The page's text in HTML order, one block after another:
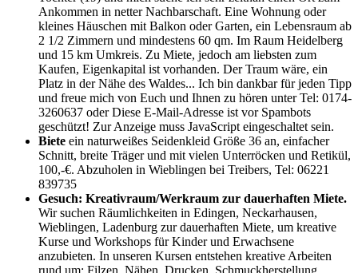
Ankommen in netter Nachbarschaft. Eine Wohnung oder
kleines Häuschen mit Balkon oder Garten, ein Lebensraum ab
2 1/2 Zimmern und mindestens 60 qm. Im Raum Heidelberg
und 15 km Umkreis. Zu Miete, jedoch am liebsten zum
Kaufen, Eigenkapital ist vorhanden. Der Traum wäre, ein
Platz in der Nähe des Waldes... Ich bin dankbar für jeden Tipp
und freue mich von Euch und Ihnen zu hören unter Tel: 0174-
3260637 oderDiese E-Mail-Adresse ist vor Spambots
geschützt! Zur Anzeige muss JavaScript eingeschaltet sein.
Biete ein naturweißes Seidenkleid Größe 36 an, einfacher
Schnitt, breite Träger und mit vielen Unterröcken und Retikül,
100,-€. Abzuholen in Wieblingen bei Treibers, Tel: 06221
839735
Gesuch: Kreativraum/Werkraum zur dauerhaften Miete.
Wir suchen Räumlichkeiten in Edingen, Neckarhausen,
Wieblingen, Ladenburg zur dauerhaften Miete, um kreative
Kurse und Workshops für Kinder und Erwachsene
anzubieten. In unseren Kursen entstehen kreative Arbeiten
rund um: Filzen, Nähen, Drucken, Schmuckherstellung,